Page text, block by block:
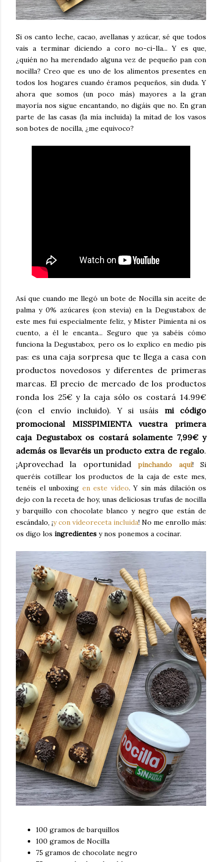
Si os canto leche, cacao, avellanas y azúcar, sé que todos
vais a terminar diciendo a coro no-ci-lla... Y es que,
¿quién no ha merendado alguna vez de pequeño pan con
nocilla? Creo que es uno de los alimentos presentes en
todos los hogares cuando éramos pequeños, sin duda. Y
ahora que somos (un poco más) mayores a la gran
mayoría nos sigue encantando, no digáis que no. En gran
parte de las casas (la mía incluida) la mitad de los vasos
son botes de nocilla, ¿me equivoco?
Así que cuando me llegó un bote de Nocilla sin aceite de
palma y 0% azúcares (con stevia) en la Degustabox de
este mes fui especialmente feliz, y Míster Pimienta ni os
cuento, a él le encanta... Seguro que ya sabéis cómo
funciona la Degustabox, pero os lo explico en medio pis
pas: es una caja sorpresa que te llega a casa con
productos novedosos y diferentes de primeras
marcas. El precio de mercado de los productos
ronda los 25€ y la caja sólo os costará 14.99€
(con el envío incluido). Y si usáis mi código
promocional MISSPIMIENTA vuestra primera
caja Degustabox os costará solamente 7,99€ y
además os llevaréis un producto extra de regalo.
¡Aprovechad la oportunidadpinchando aquí! Si
queréis cotillear los productos de la caja de este mes,
tenéis el unboxing en este vídeo. Y sin más dilación os
dejo con la receta de hoy, unas deliciosas trufas de nocilla
y barquillo con chocolate blanco y negro que están de
escándalo, ¡y con vídeoreceta incluida! No me enrollo más:
os digo los ingredientes y nos ponemos a cocinar.
100 gramos de barquillos
100 gramos de Nocilla
75 gramos de chocolate negro